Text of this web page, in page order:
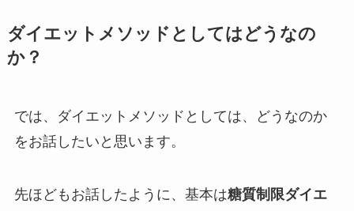
ダイエットメソッドとしてはどうなの
か？
では、ダイエットメソッドとしては、どうなのか
をお話したいと思います。
先ほどもお話したように、基本は糖質制限ダイエ